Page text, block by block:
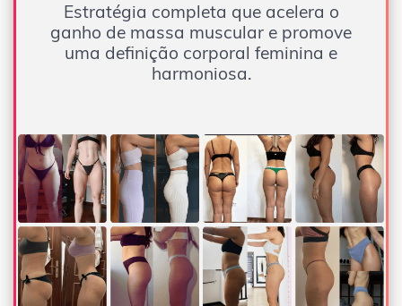
Estratégia completa que acelera o
ganho de massa muscular e promove
uma definição corporal feminina e
harmoniosa.